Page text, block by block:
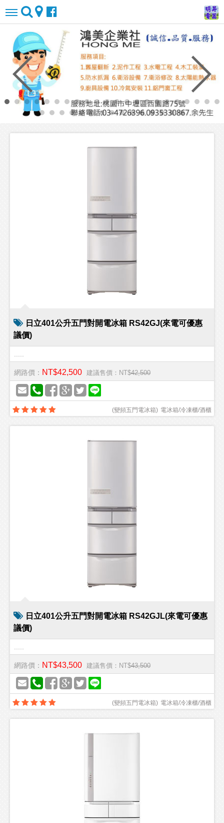
日立401公升五門對開電冰箱 RS42GJ(來電可優惠
議價)
網路價： NT$42,500 建議售價：NT$42,500
電冰箱/冷凍櫃/酒櫃
(變頻五門電冰箱)
日立401公升五門對開電冰箱 RS42GJL(來電可優惠
議價)
網路價： NT$43,500 建議售價：NT$43,500
電冰箱/冷凍櫃/酒櫃
(變頻五門電冰箱)